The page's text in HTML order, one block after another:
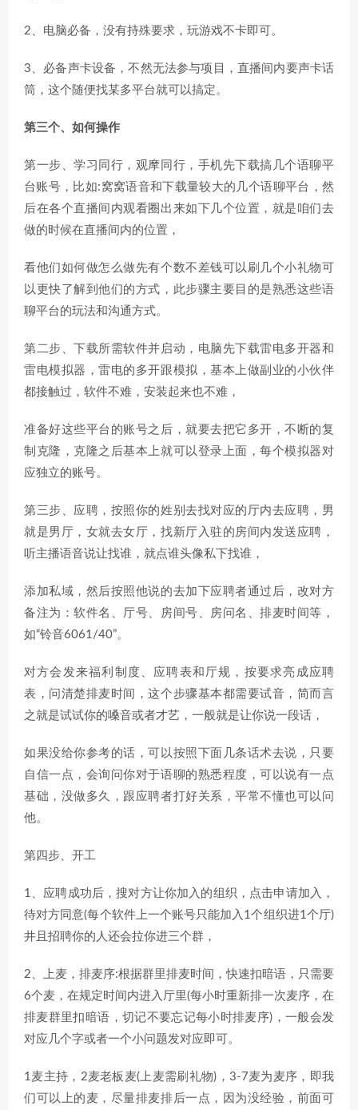
2、电脑必备，没有持殊要求，玩游戏不卡即可。
3、必备声卡设备，不然无法参与项目，直播间内要声卡话
筒，这个随便找某多平台就可以搞定。
第三个、如何操作
第一步、学习同行，观摩同行，手机先下载搞几个语聊平
台账号，比如:窝窝语音和下载量较大的几个语聊平台，然
后在各个直播间内观看圈出来如下几个位置，就是咱们去
做的时候在直播间内的位置，
看他们如何做怎么做先有个数不差钱可以刷几个小礼物可
以更快了解到他们的方式，此步骤主要目的是熟悉这些语
聊平台的玩法和沟通方式。
第二步、下载所需软件并启动，电脑先下载雷电多开器和
雷电模拟器，雷电的多开跟模拟，基本上做副业的小伙伴
都接触过，软件不难，安装起来也不难，
准备好这些平台的账号之后，就要去把它多开，不断的复
制克隆，克隆之后基本上就可以登录上面，每个模拟器对
应独立的账号。
第三步、应聘，按照你的姓别去找对应的厅内去应聘，男
就是男厅，女就去女厅，找新厅入驻的房间内发送应聘，
听主播语音说让找谁，就点谁头像私下找谁，
添加私域，然后按照他说的去加下应聘者通过后，改对方
备注为：软件名、厅号、房间号、房问名、排麦时间等，
如“铃音6061/40”。
对方会发来福利制度、应聘表和厅规，按要求亮成应聘
表，问清楚排麦时间，这个步骤基本都需要试音，简而言
之就是试试你的嗓音或者才艺，一般就是让你说一段话，
如果没给你参考的话，可以按照下面几条话术去说，只要
自信一点，会询问你对于语聊的熟悉程度，可以说有一点
基础，没做多久，跟应聘者打好关系，平常不懂也可以问
他。
第四步、开工
1、应聘成功后，搜对方让你加入的组织，点击申请加入，
待对方同意(每个软件上一个账号只能加入1个组织进1个厅)
井且招聘你的人还会拉你进三个群，
2、上麦，排麦序:根据群里排麦时间，快速扣暗语，只需要
6个麦，在规定时间内进入厅里(每小时重新排一次麦序，在
排麦群里扣暗语，切记不要忘记每小时排麦序)，一般会发
对应几个字或者一个小问题发对应即可。
1麦主持，2麦老板麦(上麦需刷礼物)，3-7麦为麦序，即我
们可以上的麦，尽量排麦排后一点，因为没经验，前面可